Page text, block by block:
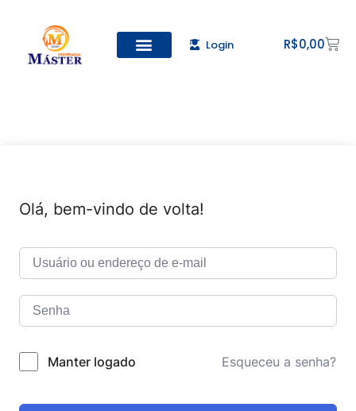
Login R$0,00
Olá, bem-vindo de volta!
Manter logado Esqueceu a senha?